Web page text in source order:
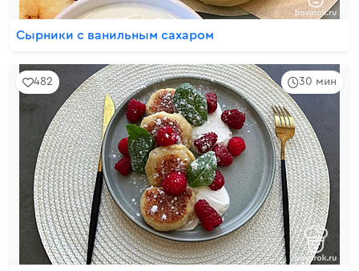
Сырники с ванильным сахаром
30 мин
482